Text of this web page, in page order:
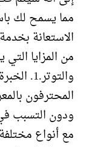
مما يسمح لك
الاستعانة
من المزايا
المحترفون
ودون التسبب
مع أنواع